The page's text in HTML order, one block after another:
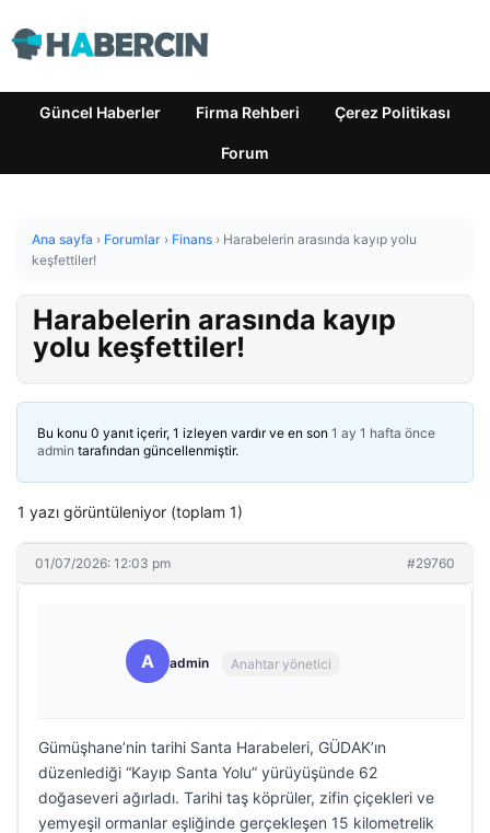
Güncel Haberler Firma Rehberi Çerez Politikası
Forum
Ana sayfa › Forumlar › Finans › Harabelerin arasında kayıp yolu
keşfettiler!
Harabelerin arasında kayıp
yolu keşfettiler!
Bu konu 0 yanıt içerir, 1 izleyen vardır ve en son 1 ay 1 hafta önce
admin tarafından güncellenmiştir.
1 yazı görüntüleniyor (toplam 1)
01/07/2026: 12:03 pm #29760
A admin Anahtar yönetici
Gümüşhane’nin tarihi Santa Harabeleri, GÜDAK’ın
düzenlediği “Kayıp Santa Yolu” yürüyüşünde 62
doğaseveri ağırladı. Tarihi taş köprüler, zifin çiçekleri ve
yemyeşil ormanlar eşliğinde gerçekleşen 15 kilometrelik